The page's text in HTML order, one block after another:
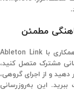
با نسخه Maschine 2.5.5 می‌توانید از قابلیت همکاری با Ableton Link
مشترک متصل کنید،
و از اجرای گروهی،
این به‌روزرسانی